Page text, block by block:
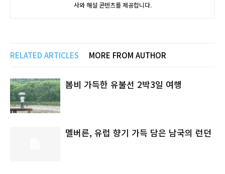
사와 해설 콘텐츠를 제공합니다.
RELATED ARTICLES MORE FROM AUTHOR
봄비 가득한 유불선 2박3일 여행
멜버른, 유럽 향기 가득 담은 남국의 런던